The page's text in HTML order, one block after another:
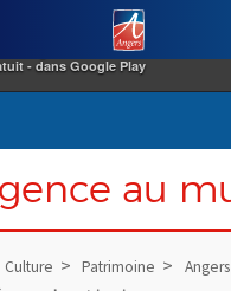
- dans Google Play
au
Culture Patrimoine